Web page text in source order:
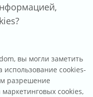
вы могли заметить
cookies-
разрешение
cookies,